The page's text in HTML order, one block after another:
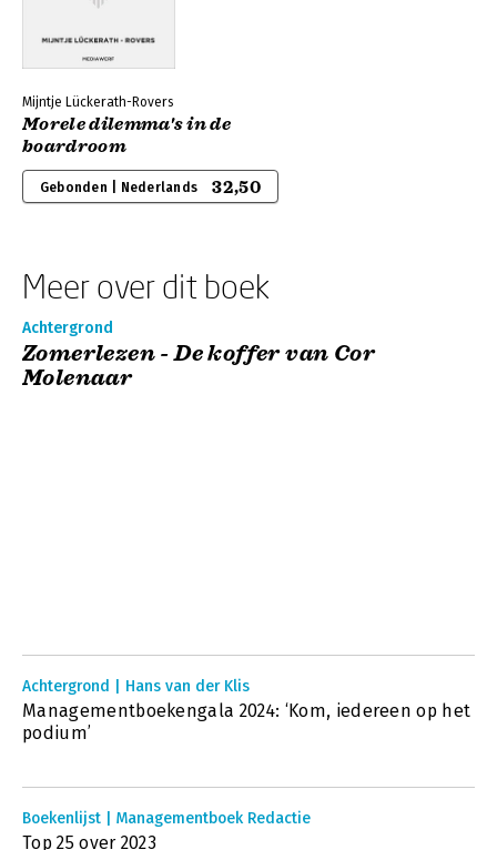
Mijntje Lückerath-Rovers
Morele dilemma's in de
boardroom
Gebonden | Nederlands 32,50
Meer over dit boek
Achtergrond
Zomerlezen - De koffer van Cor
Molenaar
Achtergrond | Hans van der Klis
Managementboekengala 2024: ‘Kom, iedereen op het
podium’
Boekenlijst | Managementboek Redactie
Top 25 over 2023